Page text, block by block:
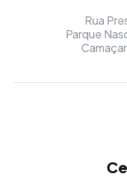
Rua
Parque